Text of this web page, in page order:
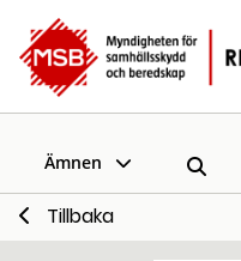
Ämnen
Tillbaka